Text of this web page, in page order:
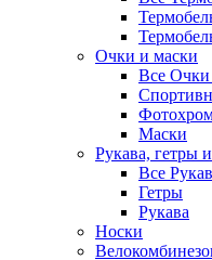
Очки и маски
Все Очки
Маски
Рукава, гетры
Все
Гетры
Рукава
Носки